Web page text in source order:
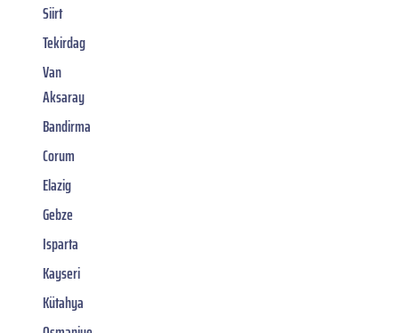
Siirt
Tekirdag
Van
Aksaray
Bandirma
Corum
Elazig
Gebze
Isparta
Kayseri
Kütahya